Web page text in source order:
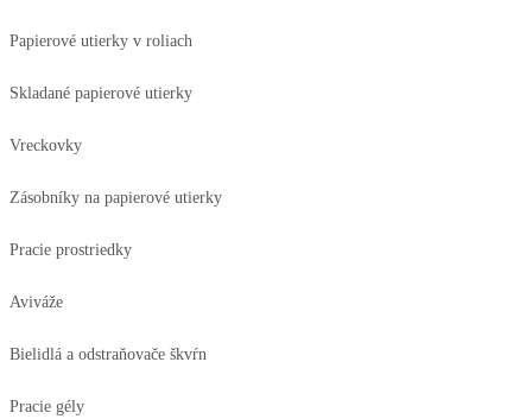
Papierové utierky v roliach
Skladané papierové utierky
Vreckovky
Zásobníky na papierové utierky
Pracie prostriedky
Aviváže
Bielidlá a odstraňovače škvŕn
Pracie gély